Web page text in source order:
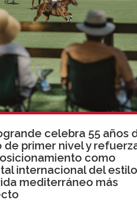
celebra 55 años
de primer nivel y
como
internacional del estilo
mediterráneo más